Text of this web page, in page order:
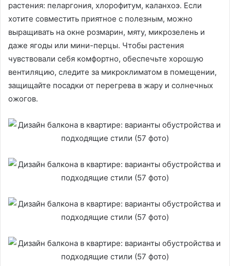
растения: пеларгония, хлорофитум, каланхоэ. Если
хотите совместить приятное с полезным, можно
выращивать на окне розмарин, мяту, микрозелень и
даже ягоды или мини-перцы. Чтобы растения
чувствовали себя комфортно, обеспечьте хорошую
вентиляцию, следите за микроклиматом в помещении,
защищайте посадки от перегрева в жару и солнечных
ожогов.